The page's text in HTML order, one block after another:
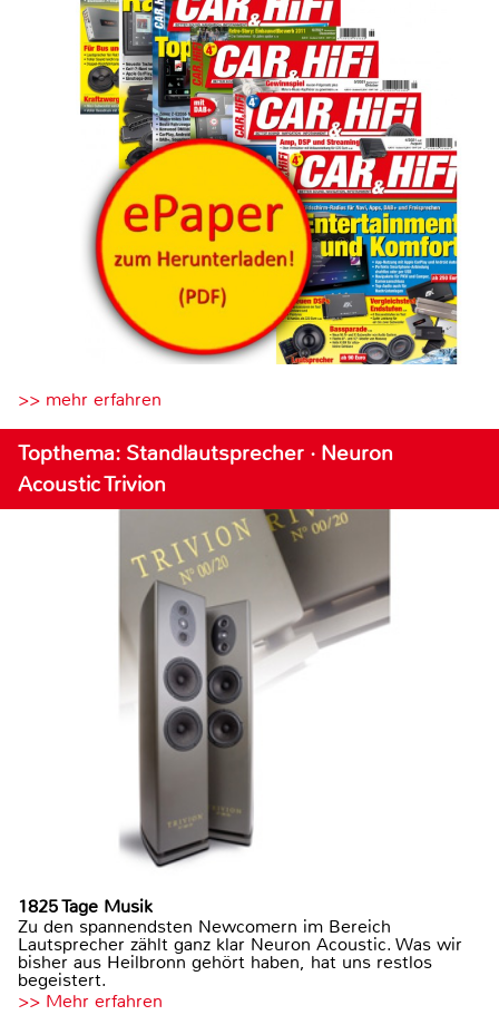
>> mehr erfahren
Topthema: Standlautsprecher · Neuron
Acoustic Trivion
1825 Tage Musik
Zu den spannendsten Newcomern im Bereich
Lautsprecher zählt ganz klar Neuron Acoustic. Was wir
bisher aus Heilbronn gehört haben, hat uns restlos
begeistert.
>> Mehr erfahren